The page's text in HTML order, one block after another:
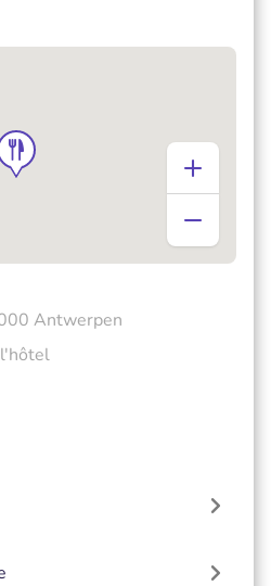
Antwerpen